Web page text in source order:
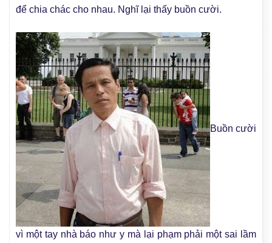
để chia chác cho nhau. Nghĩ lại thấy buồn cười.
Buồn cười
vì một tay nhà báo như y mà lại phạm phải một sai lầm